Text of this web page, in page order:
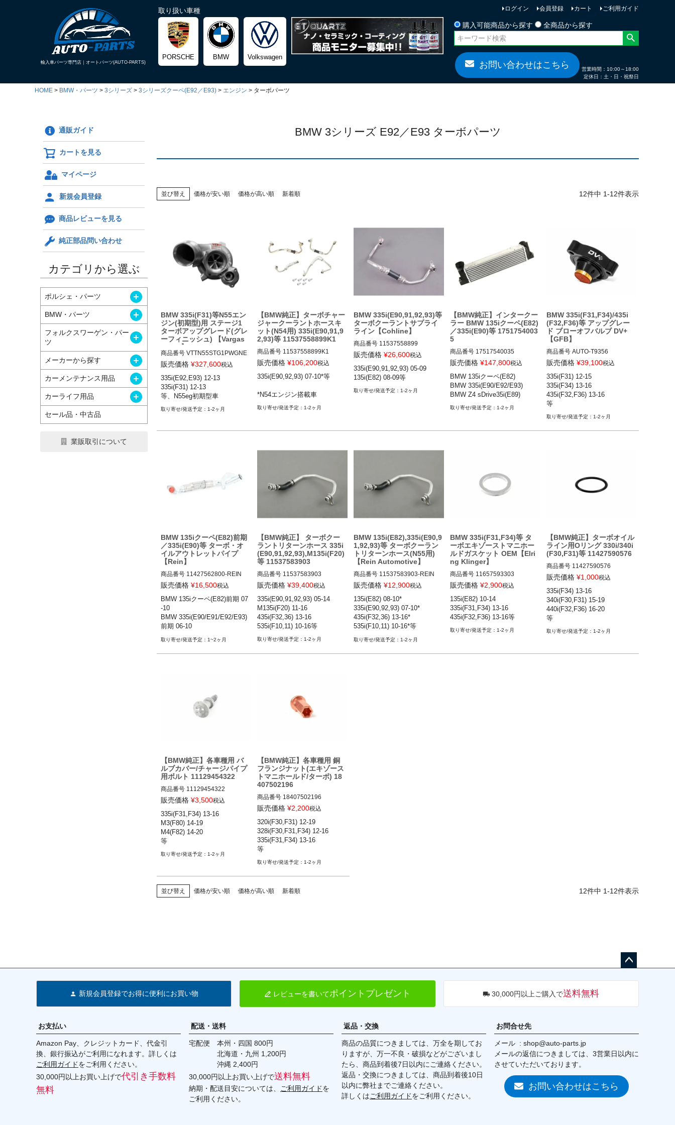
輸入車パーツ専門店｜オートパーツ(AUTO-PARTS)
取り扱い車種
PORSCHE BMW Volkswagen
ログイン 会員登録 カート
ご利用ガイド
購入可能商品から探す
全商品から探す
検索
お問い合わせはこちら
営業時間：10:00～18:00
定休日：土・日・祝祭日
HOME BMW・パーツ 3シリーズ 3シリーズクーペ(E92／E93) エンジン ターボパーツ
通販ガイド
カートを見る
マイページ
新規会員登録
商品レビューを見る
純正部品問い合わせ
カテゴリから選ぶ
ポルシェ・パーツ
BMW・パーツ
フォルクスワーゲン・パー
ツ
メーカーから探す
カーメンテナンス用品
カーライフ用品
セール品・中古品
業販取引について
BMW 3シリーズ E92／E93 ターボパーツ
並び替え 価格が安い順 価格が高い順 新着順 12件中 1-12件表示
BMW 335i(F31)等N55エン
ジン(初期型)用 ステージ1
ターボアップグレード(グレ
ーフィニッシュ) 【Vargas
Turbo】
商品番号 VTTN55STG1PWGNE
WN
inish
12BMR"VTT-N55-STG1-PWG-N
EW"
Finish: No finishing
販売価格 ¥327,600税込
335i(E92,E93) 12-13
335i(F31) 12-13
等、N55eg初期型車
1-2ヶ月
【BMW純正】ターボチャー
ジャークーラントホースキ
ット(N54用) 335i(E90,91,9
2,93)等 11537558899K1
商品番号 11537558899K1
11537558899K1
販売価格 ¥106,200税込
335i(E90,92,93) 07-10*等
*N54エンジン搭載車
1-2ヶ月
BMW 335i(E90,91,92,93)等
ターボクーラントサプライ
ライン【Cohline】
商品番号 11537558899
11537558899
販売価格 ¥26,600税込
335i(E90,91,92,93) 05-09
135i(E82) 08-09等
1-2ヶ月
【BMW純正】インタークー
ラー BMW 135iクーペ(E82)
／335i(E90)等 1751754003
5
商品番号 17517540035
BMW 335i(E90/E92/E93) 07-13
BMW Z4 sDrive35i(E89) 09-16
販売価格 ¥147,800税込
BMW 135iクーペ(E82)
BMW 335i(E90/E92/E93)
1-2ヶ月
BMW 335i(F31,F34)/435i
(F32,F36)等 アップグレー
ド ブローオフバルブ DV+
【GFB】
商品番号 AUTO-T9356
T9356
販売価格 ¥39,100税込
335i(F31) 12-15
335i(F34) 13-16
435i(F32,F36) 13-16
等
1-2ヶ月
BMW 135iクーペ(E82)前期
／335i(E90)等 ターボ・オ
イルアウトレットパイプ
【Rein】
商品番号 11427562800-REIN
0
BMW 335i(E90/E91/E92/E93)前
期 06-10
BMW Z4 sDrive35i/is(E89) 09-1
6
販売価格 ¥16,500税込
BMW 135iクーペ(E82)前期 07
-10
BMW 335i(E90/E91/E92/E93)
前期 06-10
BMW Z4 sDrive35i/is(E89) 09-
16
1~2ヶ月
【BMW純正】 ターボクー
ラントリターンホース 335i
(E90,91,92,93),M135i(F20)
等 11537583903
商品番号 11537583903
11537583903
販売価格 ¥39,400税込
335i(E90,91,92,93) 05-14
M135i(F20) 11-16
435i(F32,36) 13-16
535i(F10,11) 10-16等
1-2ヶ月
BMW 135i(E82),335i(E90,9
1,92,93)等 ターボクーラン
トリターンホース(N55用)
【Rein Automotive】
商品番号 11537583903-REIN
11537583903-Rein
12BMR"11537583903.Rein"
販売価格 ¥12,900税込
135i(E82) 08-10*
335i(E90,92,93) 07-10*
435i(F32,36) 13-16*
535i(F10,11) 10-16*等
*N55エンジン搭載車
1-2ヶ月
BMW 335i(F31,F34)等 タ
ーボエキゾーストマニホー
ルドガスケット OEM【Elri
ng Klinger】
商品番号 11657593303
11657593303
販売価格 ¥2,900税込
135i(E82) 10-14
335i(F31,F34) 13-16
435i(F32,F36) 13-16等
1-2ヶ月
【BMW純正】ターボオイル
ライン用Oリング 330i/340i
(F30,F31)等 11427590576
商品番号 11427590576
11427590576
販売価格 ¥1,000税込
335i(F34) 13-16
340i(F30,F31) 15-19
440i(F32,F36) 16-20
等
1-2ヶ月
【BMW純正】各車種用 バ
ルブカバー/チャージパイプ
用ボルト 11129454322
商品番号 11129454322
販売価格 ¥3,500税込
335i(F31,F34) 13-16
M3(F80) 14-19
M4(F82) 14-20
等
1-2ヶ月
【BMW純正】各車種用 銅
フランジナット(エキゾース
トマニホールド/ターボ) 18
407502196
商品番号 18407502196
18407502196
販売価格 ¥2,200税込
320i(F30,F31) 12-19
328i(F30,F31,F34) 12-16
335i(F31,F34) 13-16
1-2ヶ月
並び替え 価格が安い順 価格が高い順 新着順 12件中 1-12件表示
へ
新規会員登録でお得に便利にお買い物 レビューを書いてポイントプレゼント 30,000円以上ご購入で送料無料
お支払い
Amazon Pay、クレジットカード、代金引
換、銀行振込がご利用になれます。詳しくは
ご利用ガイドをご利用ください。
30,000円以上お買い上げで代引き手数料
無料
配送・送料
宅配便 本州・四国 800円
北海道・九州 1,200円
沖縄 2,400円
30,000円以上お買い上げで送料無料
納期・配送目安については、 ご利用ガイドを
ご利用ください。
返品・交換
商品の品質につきましては、万全を期してお
りますが、万一不良・破損などがございまし
たら、商品到着後7日以内にご連絡ください。
返品・交換につきましては、商品到着後10日
以内に弊社までご連絡ください。
詳しくはご利用ガイドをご利用ください。
お問合せ先
メール
shop@auto-parts.jp
メールの返信につきましては、3営業日以内に
させていただいております。
お問い合わせはこちら